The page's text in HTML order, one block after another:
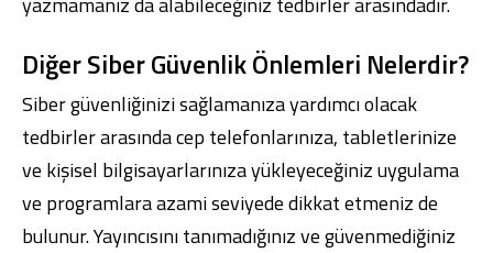
Diğer Siber Güvenlik Önlemleri Nelerdir?
Siber güvenliğinizi sağlamanıza yardımcı olacak
tedbirler arasında cep telefonlarınıza, tabletlerinize
ve kişisel bilgisayarlarınıza yükleyeceğiniz uygulama
ve programlara azami seviyede dikkat etmeniz de
bulunur. Yayıncısını tanımadığınız ve güvenmediğiniz